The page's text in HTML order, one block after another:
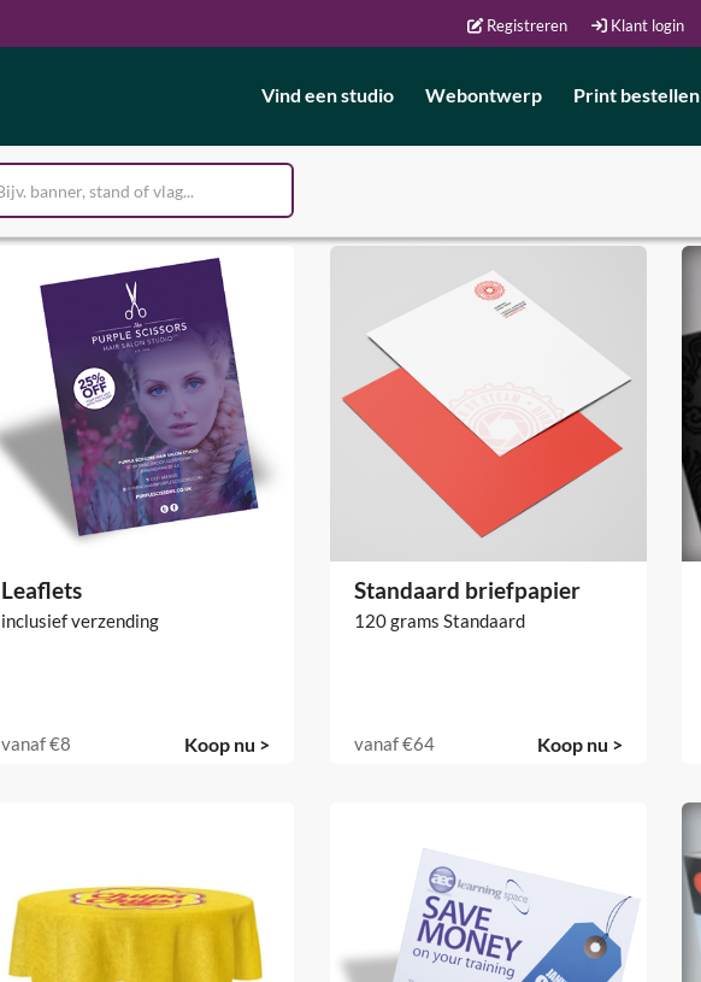
Klant login
Registreren
Vind een studio Webontwerp Print bestellen
Leaflets
inclusief verzending
vanaf€8 Koop nu >
Standaard briefpapier
120 grams Standaard
vanaf€64 Koop nu >